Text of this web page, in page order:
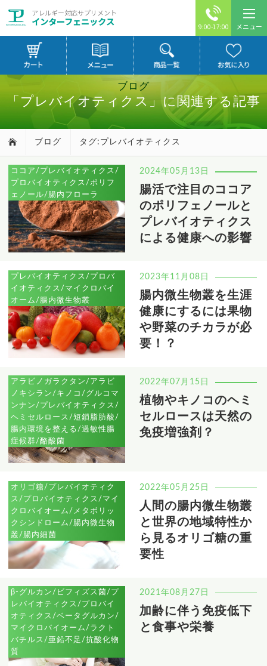
アレルギー対応サプリメント
インターフェニックス 9:00-17:00 メニュー
ブログ
「プレバイオティクス」に関連する記事
ブログ タグ:プレバイオティクス
ココア/プレバイオティクス/
プロバイオティクス/ポリフ
ェノール/腸内フローラ
2024年05月13日
腸活で注目のココア
のポリフェノールと
プレバイオティクス
による健康への影響
プレバイオティクス/プロバ
イオティクス/マイクロバイ
オーム/腸内微生物叢
2023年11月08日
腸内微生物叢を生涯
健康にするには果物
や野菜のチカラが必
要！？
アラビノガラクタン/アラビ
ノキシラン/キノコ/グルコマ
ンナン/プレバイオティクス/
ヘミセルロース/短鎖脂肪酸/
腸内環境を整える/過敏性腸
症候群/酪酸菌
2022年07月15日
植物やキノコのヘミ
セルロースは天然の
免疫増強剤？
オリゴ糖/プレバイオティク
ス/プロバイオティクス/マイ
クロバイオーム/メタボリッ
クシンドローム/腸内微生物
叢/腸内細菌
2022年05月25日
人間の腸内微生物叢
と世界の地域特性か
ら見るオリゴ糖の重
要性
β-グルカン/ビフィズス菌/プ
レバイオティクス/プロバイ
オティクス/ベータグルカン/
マイクロバイオーム/ラクト
バチルス/亜鉛不足/抗酸化物
質
2021年08月27日
加齢に伴う免疫低下
と食事や栄養